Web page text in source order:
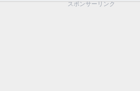
スポンサーリンク